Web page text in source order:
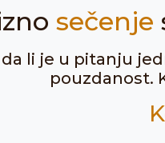
sečenje
da li je u pitanju
pouzdanost.